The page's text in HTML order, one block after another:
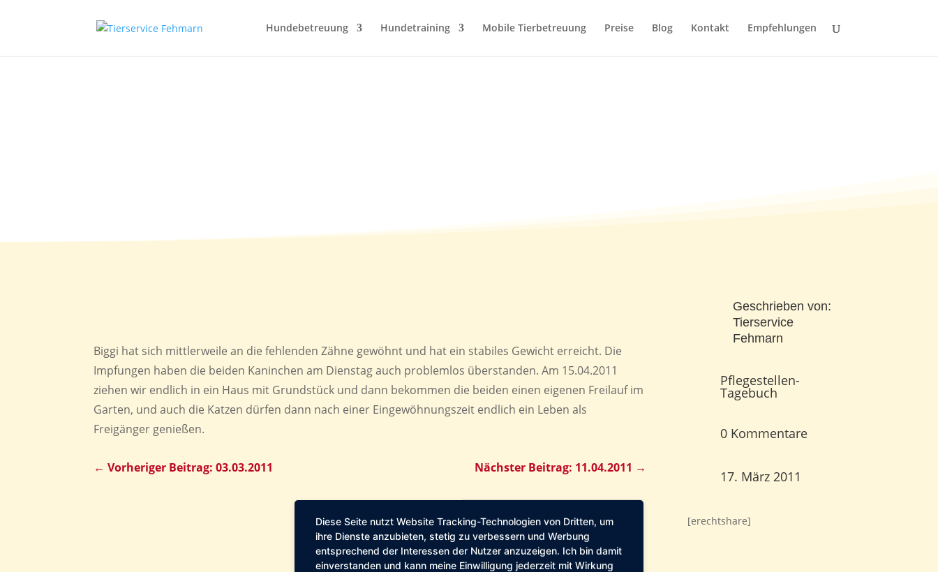
Hundebetreuung Hundetraining Mobile Tierbetreuung Preise Blog Kontakt Empfehlungen
Biggi hat sich mittlerweile an die fehlenden Zähne gewöhnt und hat ein stabiles Gewicht erreicht. Die
Impfungen haben die beiden Kaninchen am Dienstag auch problemlos überstanden. Am 15.04.2011
ziehen wir endlich in ein Haus mit Grundstück und dann bekommen die beiden einen eigenen Freilauf im
Garten, und auch die Katzen dürfen dann nach einer Eingewöhnungszeit endlich ein Leben als
Freigänger genießen.
←Vorheriger Beitrag: 03.03.2011 Nächster Beitrag: 11.04.2011 →
Geschrieben von:
Tierservice
Fehmarn
Pflegestellen-
Tagebuch
0 Kommentare
17. März 2011
[erechtshare]
Diese Seite nutzt Website Tracking-Technologien von Dritten, um
ihre Dienste anzubieten, stetig zu verbessern und Werbung
entsprechend der Interessen der Nutzer anzuzeigen. Ich bin damit
einverstanden und kann meine Einwilligung jederzeit mit Wirkung